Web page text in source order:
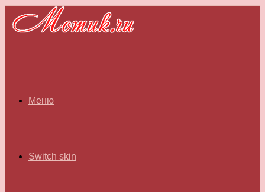
Меню
Switch skin